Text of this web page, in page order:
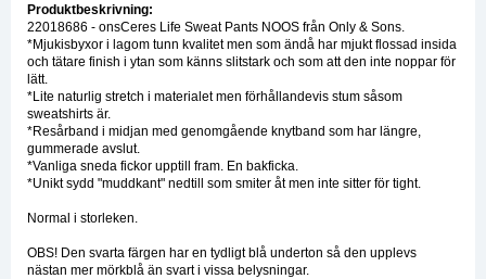
Produktbeskrivning:
22018686 - onsCeres Life Sweat Pants NOOS från Only & Sons.
*Mjukisbyxor i lagom tunn kvalitet men som ändå har mjukt flossad insida
och tätare finish i ytan som känns slitstark och som att den inte noppar för
lätt.
*Lite naturlig stretch i materialet men förhållandevis stum såsom
sweatshirts är.
*Resårband i midjan med genomgående knytband som har längre,
gummerade avslut.
*Vanliga sneda fickor upptill fram. En bakficka.
*Unikt sydd "muddkant" nedtill som smiter åt men inte sitter för tight.
Normal i storleken.
OBS! Den svarta färgen har en tydligt blå underton så den upplevs
nästan mer mörkblå än svart i vissa belysningar.